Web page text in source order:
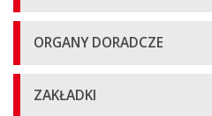
ORGANY DORADCZE
ZAKŁADKI